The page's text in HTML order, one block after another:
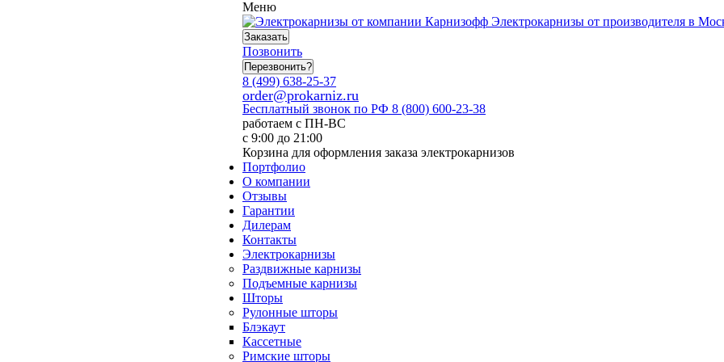
Меню
Электрокарнизы от производителя в
Заказать
Позвонить
Перезвонить?
8 (499) 638-25-37
order@prokarniz.ru
Бесплатный звонок по РФ 8 (800) 600-23-38
работаем с ПН-ВС
с 9:00 до 21:00
Корзина для оформления заказа электрокарнизов
Портфолио
О компании
Отзывы
Гарантии
Дилерам
Контакты
Электрокарнизы
Раздвижные карнизы
Подъемные карнизы
Шторы
Рулонные шторы
Блэкаут
Кассетные
Римские шторы